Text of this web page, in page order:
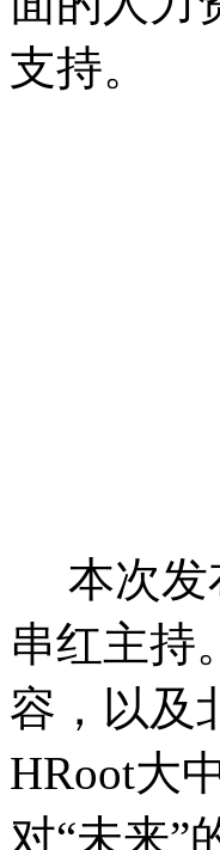
支持。
本次
串红主持
容，以及
HRoot大
对“未来”